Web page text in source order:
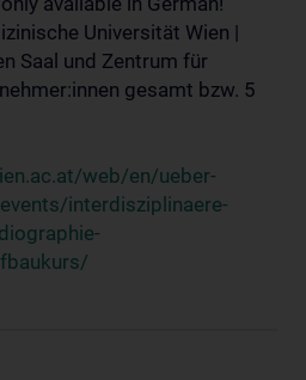
Universität Wien |
Saal und Zentrum für
gesamt bzw. 5
web/en/ueber-
interdisziplinaere-